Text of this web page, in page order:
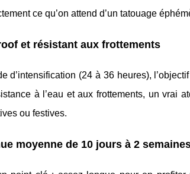
ce qu’on attend d’un tatouage
et résistant aux frottements
d’intensification (24 à 36 heures),
à l’eau et aux frottements, un vrai
ou festives.
moyenne de 10 jours à 2